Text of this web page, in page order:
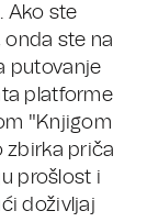
Ako ste
onda ste na
putovanje
platforme
"Knjigom
zbirka priča
prošlost i
doživljaj